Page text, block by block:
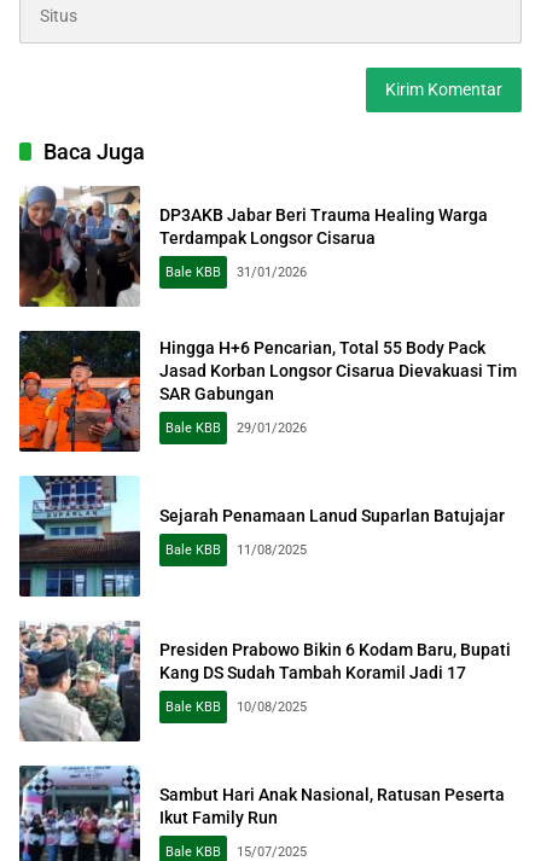
Baca Juga
DP3AKB Jabar Beri Trauma Healing Warga
Terdampak Longsor Cisarua
Bale KBB 31/01/2026
Hingga H+6 Pencarian, Total 55 Body Pack
Jasad Korban Longsor Cisarua Dievakuasi Tim
SAR Gabungan
Bale KBB 29/01/2026
Sejarah Penamaan Lanud Suparlan Batujajar
Bale KBB 11/08/2025
Presiden Prabowo Bikin 6 Kodam Baru, Bupati
Kang DS Sudah Tambah Koramil Jadi 17
Bale KBB 10/08/2025
Sambut Hari Anak Nasional, Ratusan Peserta
Ikut Family Run
Bale KBB 15/07/2025